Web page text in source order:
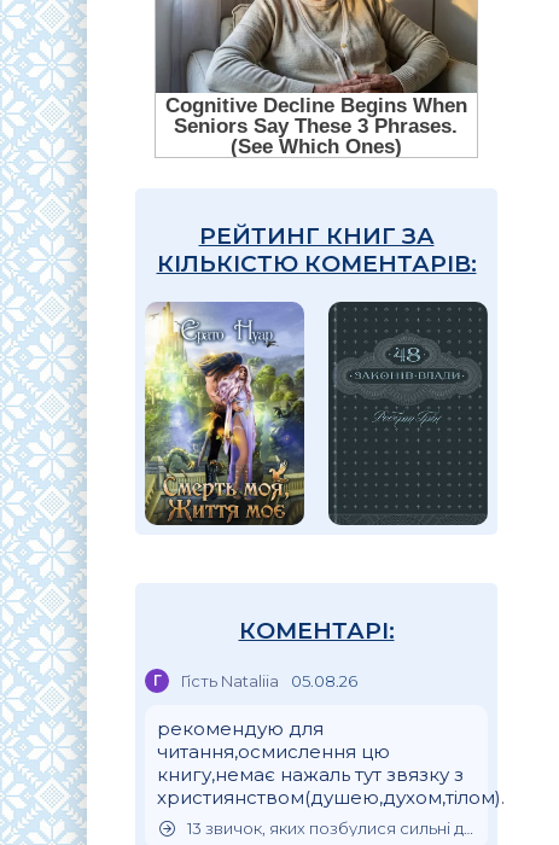
РЕЙТИНГ КНИГ ЗА
КІЛЬКІСТЮ КОМЕНТАРІВ:
КОМЕНТАРІ:
Г Гість Nataliia 05.08.26
рекомендую для
читання,осмислення цю
книгу,немає нажаль тут звязку з
християнством(душею,духом,тілом).
13 звичок, яких позбулися сильні духом люди